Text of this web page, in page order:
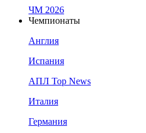
ЧМ 2026
Чемпионаты
Англия
Испания
АПЛ Top News
Италия
Германия